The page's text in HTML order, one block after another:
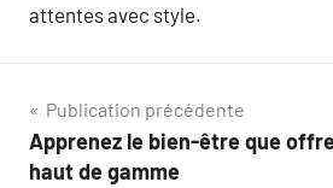
attentes avec style.
Navigation
de
Publication précédente
Apprenez le bien-être que
haut de gamme